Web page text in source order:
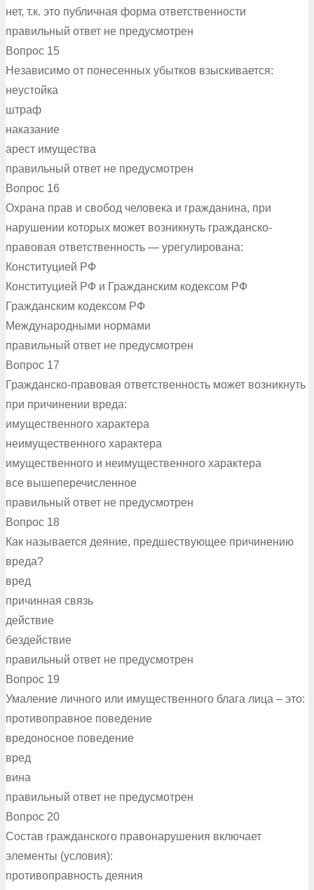
нет, т.к. это публичная форма ответственности
правильный ответ не предусмотрен
Вопрос 15
Независимо от понесенных убытков взыскивается:
неустойка
штраф
наказание
арест имущества
правильный ответ не предусмотрен
Вопрос 16
Охрана прав и свобод человека и гражданина, при
нарушении которых может возникнуть гражданско-
правовая ответственность — урегулирована:
Конституцией РФ
Конституцией РФ и Гражданским кодексом РФ
Гражданским кодексом РФ
Международными нормами
правильный ответ не предусмотрен
Вопрос 17
Гражданско-правовая ответственность может возникнуть
при причинении вреда:
имущественного характера
неимущественного характера
имущественного и неимущественного характера
все вышеперечисленное
правильный ответ не предусмотрен
Вопрос 18
Как называется деяние, предшествующее причинению
вреда?
вред
причинная связь
действие
бездействие
правильный ответ не предусмотрен
Вопрос 19
Умаление личного или имущественного блага лица – это:
противоправное поведение
вредоносное поведение
вред
вина
правильный ответ не предусмотрен
Вопрос 20
Состав гражданского правонарушения включает
элементы (условия):
противоправность деяния